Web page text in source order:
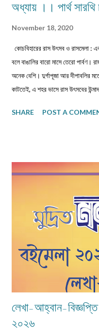
অধ্যায় ।। পার্থ সারথি
November 18, 2020
কোচবিহারের রাস উৎসব ও রাসমেলা :
বলে বাঙালির বারো মাসে তেরো পার্বণ।
অনেক বেশি। দুর্গাপূজা আর দীপাবলির
কাটতেই, এ শহর ভাসে রাস উৎসবের
মিলনোৎসবের চেহারা নেওয়া এই উৎসব
শৈশবে বাবার হাত ধরে যে মেলা
পঁচিশ বছর ধরে খুব কাছে থেকে এই
দিনদিন অভিজ্ঞতা ও প্রাপ্তির ঝুলিকে
উৎসবের ইতিহাস না জানাটা কিন্তু
SHARE POST A
লেখা-আহ্বান-
২০২৬